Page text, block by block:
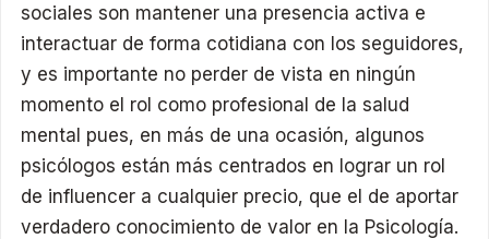
sociales son mantener una presencia activa e
interactuar de forma cotidiana con los seguidores,
y es importante no perder de vista en ningún
momento el rol como profesional de la salud
mental pues, en más de una ocasión, algunos
psicólogos están más centrados en lograr un rol
de influencer a cualquier precio, que el de aportar
verdadero conocimiento de valor en la Psicología.